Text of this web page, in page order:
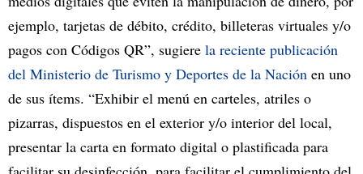
ejemplo, tarjetas de débito, crédito, billeteras virtuales y/o
pagos con Códigos QR”, sugiere la reciente publicación
del Ministerio de Turismo y Deportes de la Nación en uno
de sus ítems. “Exhibir el menú en carteles, atriles o
pizarras, dispuestos en el exterior y/o interior del local,
presentar la carta en formato digital o plastificada para